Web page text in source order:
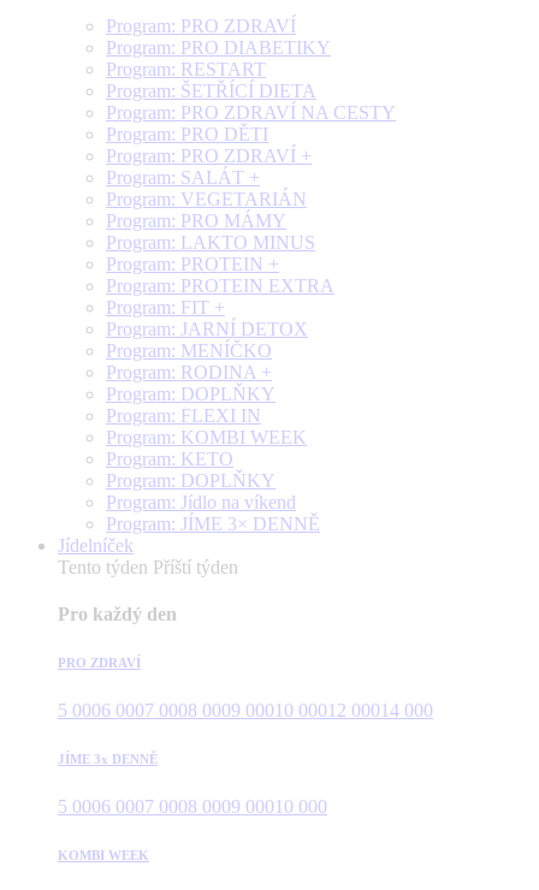
Program: PRO ZDRAVÍ
Program: PRO DIABETIKY
Program: RESTART
Program: ŠETŘÍCÍ DIETA
Program: PRO ZDRAVÍ NA CESTY
Program: PRO DĚTI
Program: PRO ZDRAVÍ +
Program: SALÁT +
Program: VEGETARIÁN
Program: PRO MÁMY
Program: LAKTO MINUS
Program: PROTEIN +
Program: PROTEIN EXTRA
Program: FIT +
Program: JARNÍ DETOX
Program: MENÍČKO
Program: RODINA +
Program: DOPLŇKY
Program: FLEXI IN
Program: KOMBI WEEK
Program: KETO
Program: DOPLŇKY
Program: Jídlo na víkend
Program: JÍME 3× DENNĚ
Jídelníček
Tento týden Příští týden
Pro každý den
PRO ZDRAVÍ
5 0006 0007 0008 0009 00010 00012 00014 000
JÍME 3x DENNĚ
5 0006 0007 0008 0009 00010 000
KOMBI WEEK